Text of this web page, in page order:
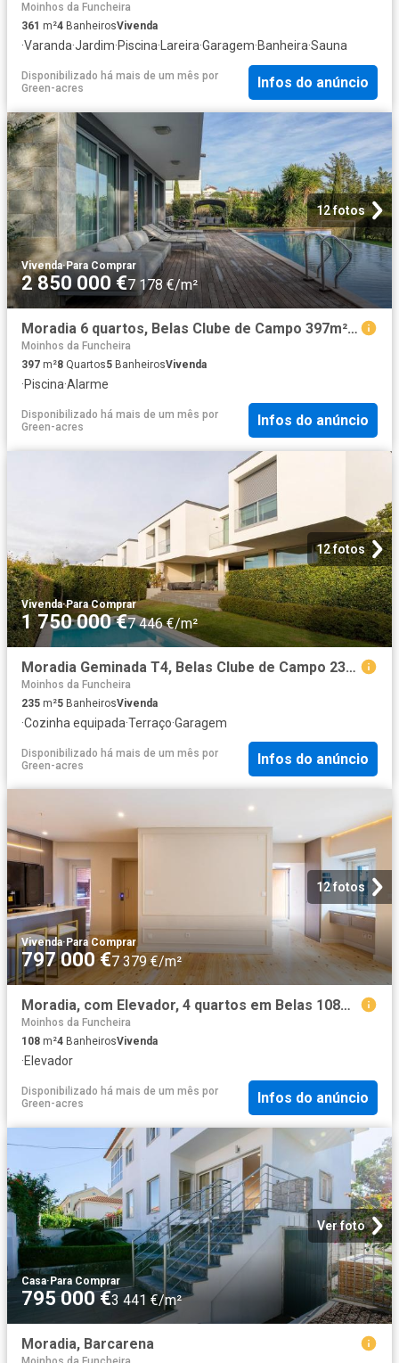
Moinhos da Funcheira
361 m²4 BanheirosVivenda
·Varanda·Jardim·Piscina·Lareira·Garagem·Banheira·Sauna
Disponibilizado há mais de um mês por
Green-acres
Infos do anúncio
12 fotos
Vivenda·Para Comprar
2 850 000 €7 178 €/m²
Moradia 6 quartos, Belas Clube de Campo 397m² Queluz e Belas
Moinhos da Funcheira
397 m²8 Quartos5 BanheirosVivenda
·Piscina·Alarme
Disponibilizado há mais de um mês por
Green-acres
Infos do anúncio
12 fotos
Vivenda·Para Comprar
1 750 000 €7 446 €/m²
Moradia Geminada T4, Belas Clube de Campo 235m² Queluz e Belas
Moinhos da Funcheira
235 m²5 BanheirosVivenda
·Cozinha equipada·Terraço·Garagem
Disponibilizado há mais de um mês por
Green-acres
Infos do anúncio
12 fotos
Vivenda· Para Comprar
797 000 €7 379 €/m²
Moradia, com Elevador, 4 quartos em Belas 108m² Queluz e Belas
Moinhos da Funcheira
108 m²4 BanheirosVivenda
·Elevador
Disponibilizado há mais de um mês por
Green-acres
Infos do anúncio
Ver foto
Casa· Para Comprar
795 000 €3 441 €/m²
Moradia, Barcarena